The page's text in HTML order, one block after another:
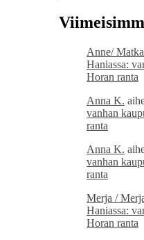
Anne/
Haniassa:
Horan ranta
Anna K.
vanhan
ranta
Anna K.
vanhan
ranta
Merja /
Haniassa:
Horan ranta